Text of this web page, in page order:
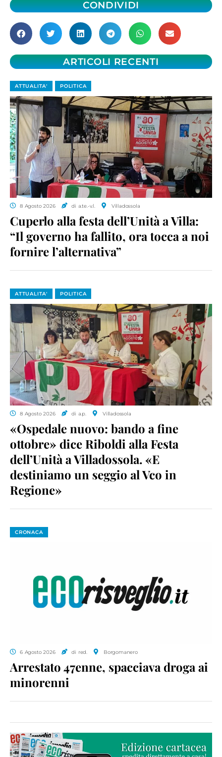
CONDIVIDI
ARTICOLI RECENTI
ATTUALITA' POLITICA
8 Agosto 2026 di a.te.-v.l. Villadossola
Cuperlo alla festa dell’Unità a Villa:
“Il governo ha fallito, ora tocca a noi
fornire l’alternativa”
ATTUALITA' POLITICA
8 Agosto 2026 di a.p. Villadossola
«Ospedale nuovo: bando a fine
ottobre» dice Riboldi alla Festa
dell’Unità a Villadossola. «E
destiniamo un seggio al Vco in
Regione»
CRONACA
6 Agosto 2026 di red. Borgomanero
Arrestato 47enne, spacciava droga ai
minorenni